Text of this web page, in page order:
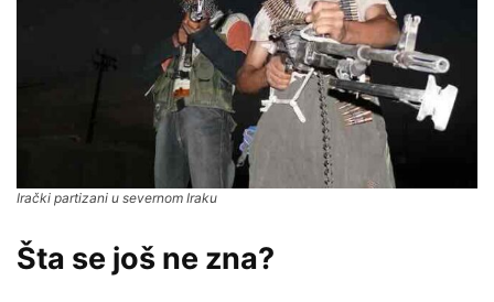
Irački partizani u severnom Iraku
Šta se još ne zna?